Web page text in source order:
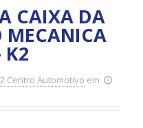
CAIXA DA
MECANICA
K2
Centro Automotivo em